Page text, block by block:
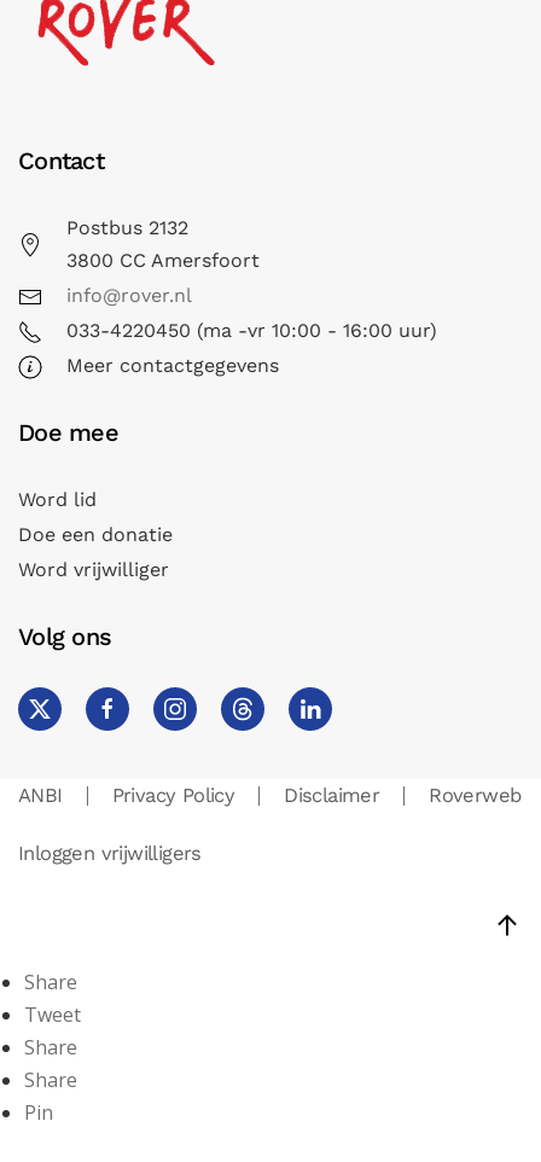
Contact
Postbus 2132
3800 CC Amersfoort
info@rover.nl
033-4220450 (ma -vr 10:00 - 16:00 uur)
Meer contactgegevens
Doe mee
Word lid
Doe een donatie
Word vrijwilliger
Volg ons
ANBI Privacy Policy Disclaimer Roverweb
Inloggen vrijwilligers
Share
Tweet
Share
Share
Pin